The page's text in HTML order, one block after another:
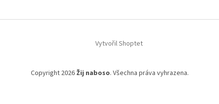
Vytvořil Shoptet
Copyright 2026 Žij naboso. Všechna práva vyhrazena.